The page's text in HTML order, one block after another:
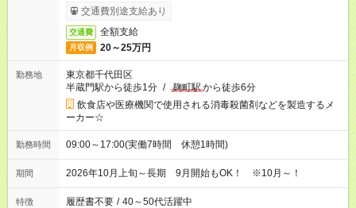
交通費別途支給あり
交通費 全額支給
月収例 20～25万円
勤務地
東京都千代田区
半蔵門駅から徒歩1分 / 麹町駅から徒歩6分
飲食店や医療機関で使用される消毒殺菌剤などを製造するメ
ーカー☆
勤務時間 09:00～17:00(実働7時間 休憩1時間)
期間 2026年10月上旬～長期 9月開始もOK！ ※10月～！
特徴 履歴書不要 / 40～50代活躍中